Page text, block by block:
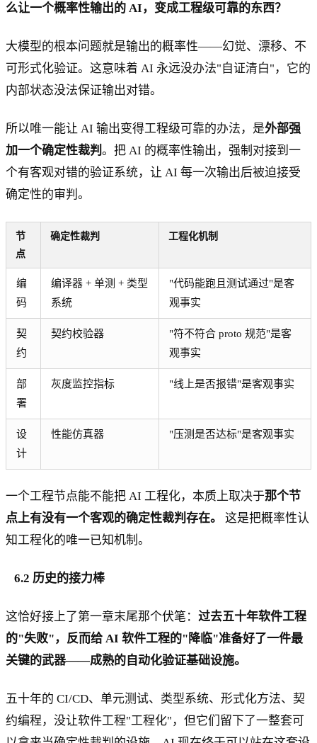
么让一个概率性输出的 AI，变成工程级可靠的东西？
大模型的根本问题就是输出的概率性——幻觉、漂移、不
可形式化验证。这意味着 AI 永远没办法"自证清白"，它的
内部状态没法保证输出对错。
所以唯一能让 AI 输出变得工程级可靠的办法，是外部强
加一个确定性裁判 。把 AI 的概率性输出，强制对接到一
个有客观对错的验证系统，让 AI 每一次输出后被迫接受
确定性的审判。
节
点
确定性裁判 工程化机制
编
码
编译器 + 单测 + 类型
系统
"代码能跑且测试通过"是客
观事实
契
约
契约校验器
"符不符合 proto 规范"是客
观事实
部
署
灰度监控指标 "线上是否报错"是客观事实
设
计
性能仿真器 "压测是否达标"是客观事实
一个工程节点能不能把 AI 工程化，本质上取决于那个节
点上有没有一个客观的确定性裁判存在。
这是把概率性认
知工程化的唯一已知机制。
6.2 历史的接力棒
这恰好接上了第一章末尾那个伏笔： 过去五十年软件工程
的"失败"，反而给 AI 软件工程的"降临"准备好了一件最
关键的武器——成熟的自动化验证基础设施。
五十年的 CI/CD、单元测试、类型系统、形式化方法、契
约编程，没让软件工程"工程化"，但它们留下了一整套可